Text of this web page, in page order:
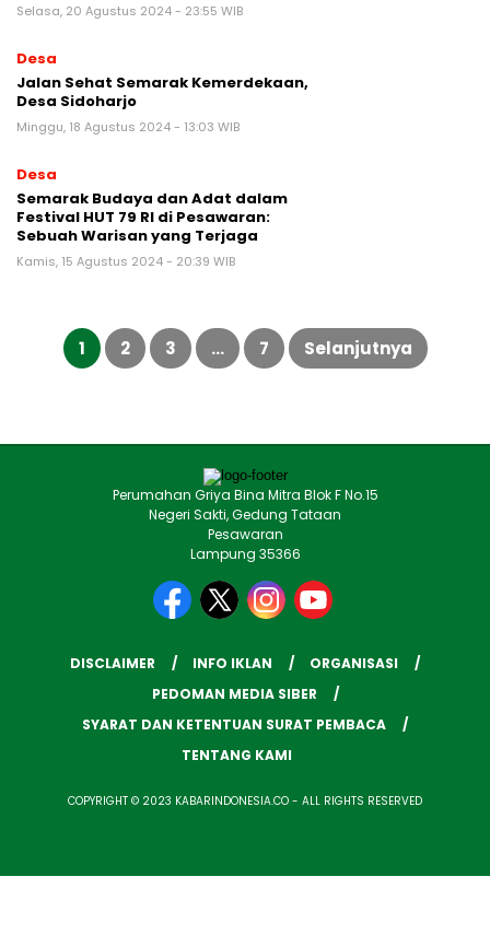
Selasa, 20 Agustus 2024 - 23:55 WIB
Desa
Jalan Sehat Semarak Kemerdekaan,
Desa Sidoharjo
Minggu, 18 Agustus 2024 - 13:03 WIB
Desa
Semarak Budaya dan Adat dalam
Festival HUT 79 RI di Pesawaran:
Sebuah Warisan yang Terjaga
Kamis, 15 Agustus 2024 - 20:39 WIB
Paginasi
pos
1 2 3 … 7 Selanjutnya
Perumahan Griya Bina Mitra Blok F No.15
Negeri Sakti, Gedung Tataan
Pesawaran
Lampung 35366
DISCLAIMER INFO IKLAN
ORGANISASI
PEDOMAN MEDIA SIBER
SYARAT DAN KETENTUAN SURAT PEMBACA
TENTANG KAMI
COPYRIGHT © 2023 KABARINDONESIA.CO - ALL RIGHTS RESERVED